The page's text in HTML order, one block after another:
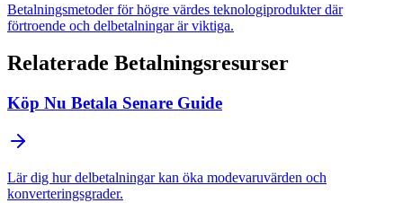
Betalningsmetoder för högre värdes teknologiprodukter där
förtroende och delbetalningar är viktiga.
Relaterade Betalningsresurser
Köp Nu Betala Senare Guide
Lär dig hur delbetalningar kan öka modevaruvärden och
konverteringsgrader.